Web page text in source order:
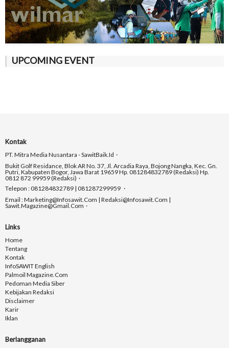
UPCOMING EVENT
Kontak
PT. Mitra Media Nusantara - SawitBaik.id
Bukit Golf Residance, Blok AR No. 37, Jl. Arcadia Raya, Bojong Nangka, Kec. Gn.
Putri, Kabupaten Bogor, Jawa Barat 19659 Hp. 081284832789 (Redaksi) Hp.
0812 872 99959 (Redaksi)
Telepon : 081284832789 | 081287299959
Email : Marketing@infosawit.com | Redaksi@infosawit.com |
Sawit.magazine@gmail.com
Links
Home
Tentang
Kontak
InfoSAWIT English
Palmoil Magazine.com
Pedoman Media Siber
Kebijakan Redaksi
Disclaimer
Karir
Iklan
Berlangganan